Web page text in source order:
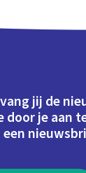
jij de
door je aan
een